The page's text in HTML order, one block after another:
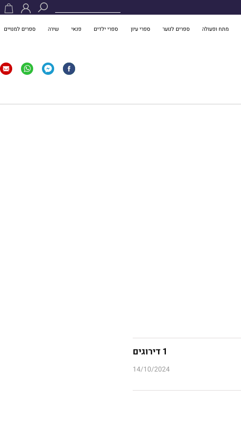
מתח ופעולה ספרים לנוער ספרי עיון ספרי ילדים פנאי שירה ספרים למנויים
1 דירוגים
14/10/2024